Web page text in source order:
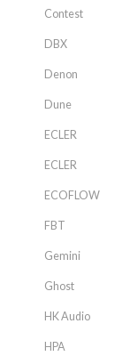
Contest
DBX
Denon
Dune
ECLER
ECLER
ECOFLOW
FBT
Gemini
Ghost
HK Audio
HPA